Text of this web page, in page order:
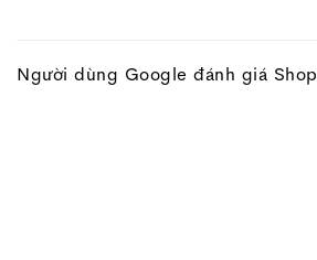
Người dùng Google đánh giá Shop